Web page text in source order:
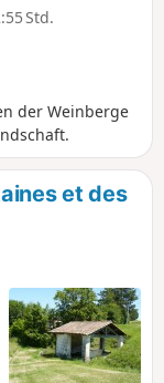
Std.
der Weinberge
et des